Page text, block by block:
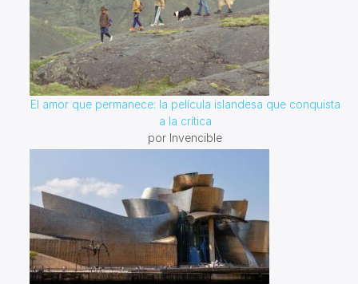
El amor que permanece: la película islandesa que conquista
a la crítica
por Invencible